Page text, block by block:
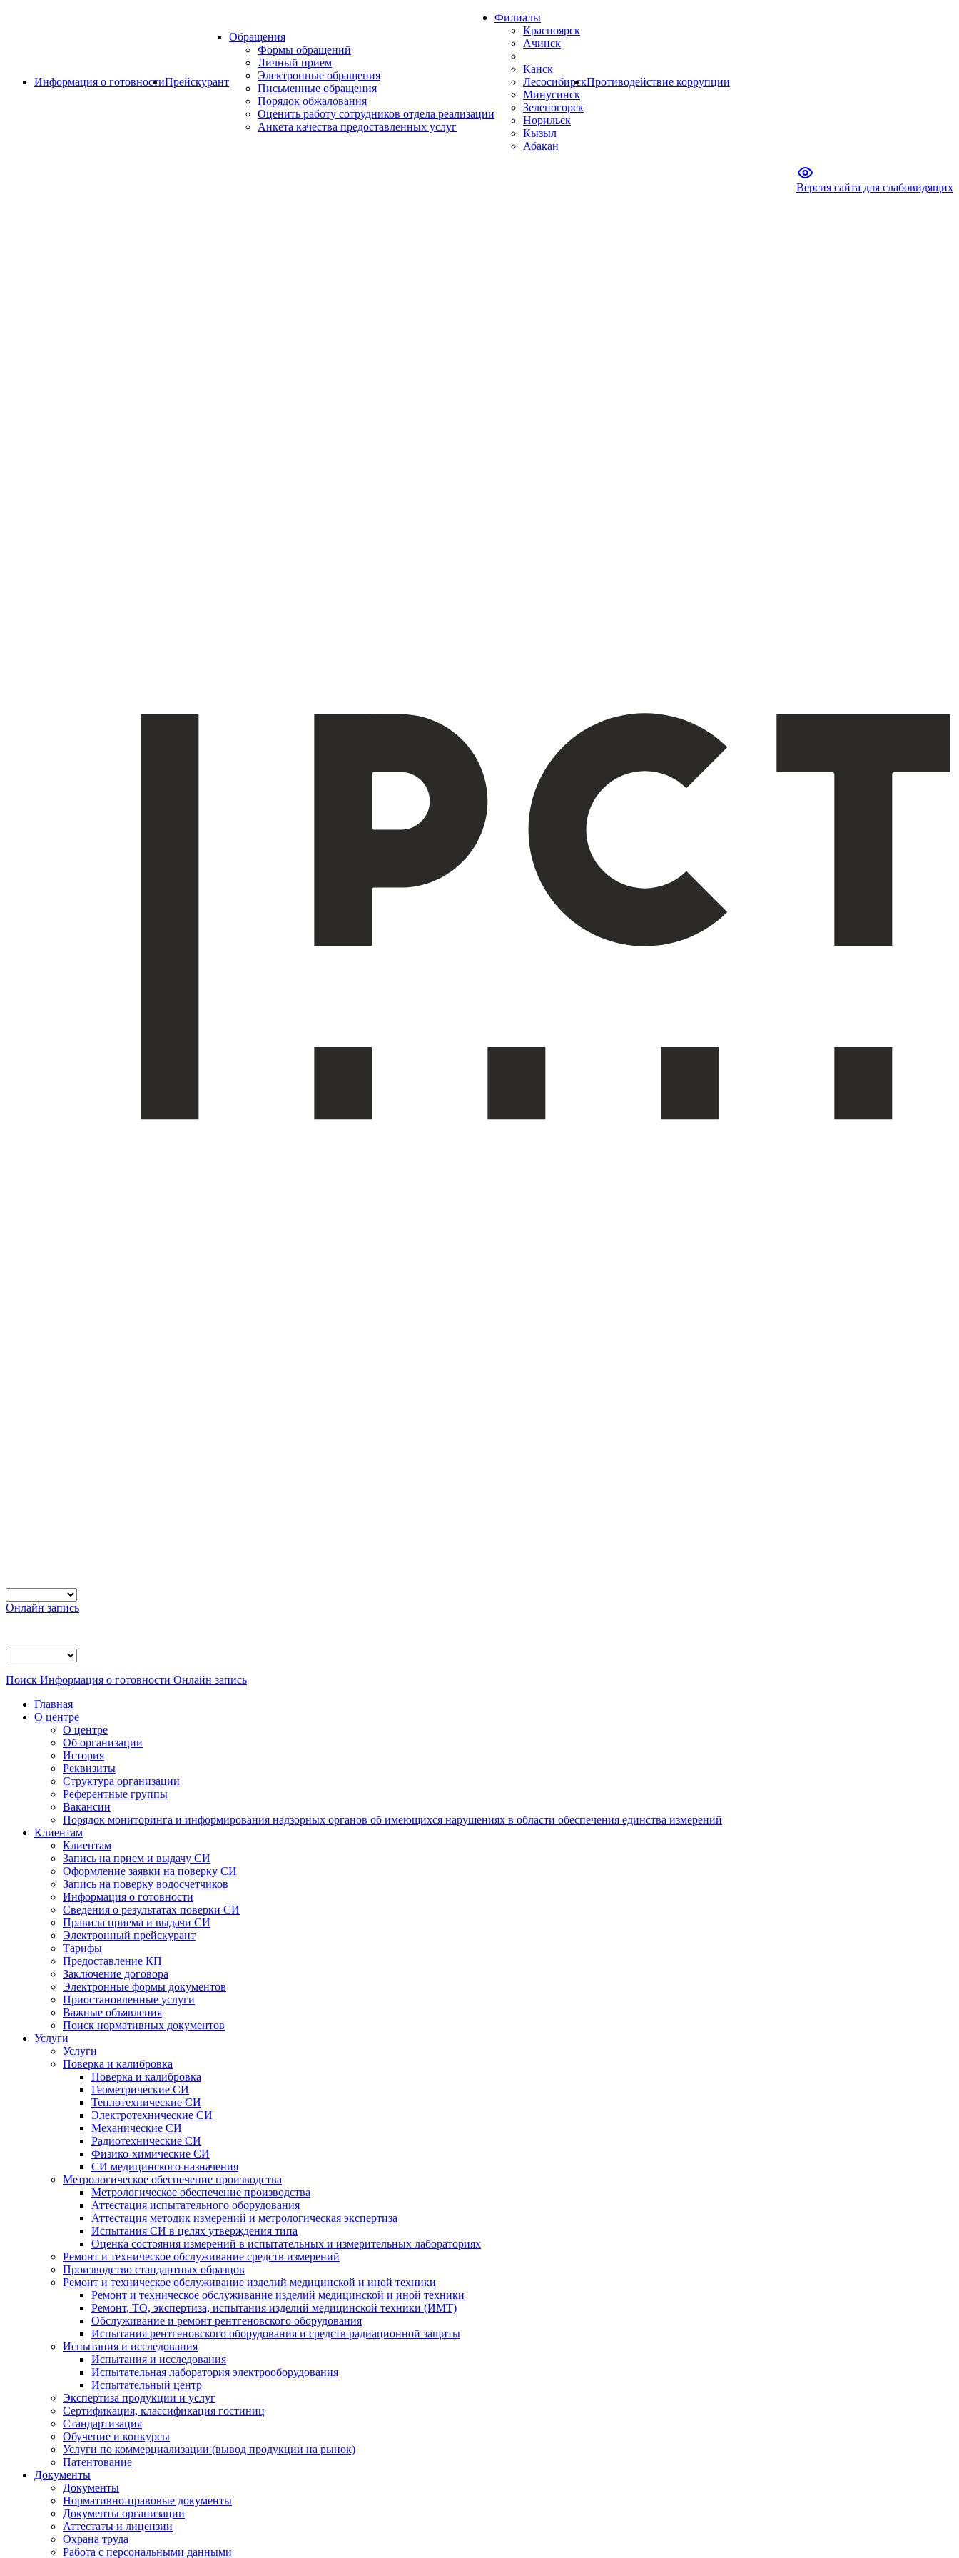
Информация о готовностиПрейскурант
Обращения
Формы обращений
Личный прием
Электронные обращения
Письменные обращения
Порядок обжалования
Оценить работу сотрудников отдела реализации
Анкета качества предоставленных услуг
Филиалы
Красноярск
Ачинск
Канск
Лесосибирск
Минусинск
Зеленогорск
Норильск
Кызыл
Абакан
Противодействие коррупции
Версия сайта для слабовидящих
Онлайн запись
Поиск Информация о готовности Онлайн запись
Главная
О центре
О центре
Об организации
История
Реквизиты
Структура организации
Референтные группы
Вакансии
Порядок мониторинга и информирования надзорных органов об имеющихся нарушениях в области обеспечения единства измерений
Клиентам
Клиентам
Запись на прием и выдачу СИ
Оформление заявки на поверку СИ
Запись на поверку водосчетчиков
Информация о готовности
Сведения о результатах поверки СИ
Правила приема и выдачи СИ
Электронный прейскурант
Тарифы
Предоставление КП
Заключение договора
Электронные формы документов
Приостановленные услуги
Важные объявления
Поиск нормативных документов
Услуги
Услуги
Поверка и калибровка
Поверка и калибровка
Геометрические СИ
Теплотехнические СИ
Электротехнические СИ
Механические СИ
Радиотехнические СИ
Физико-химические СИ
СИ медицинского назначения
Метрологическое обеспечение производства
Метрологическое обеспечение производства
Аттестация испытательного оборудования
Аттестация методик измерений и метрологическая экспертиза
Испытания СИ в целях утверждения типа
Оценка состояния измерений в испытательных и измерительных лабораториях
Ремонт и техническое обслуживание средств измерений
Производство стандартных образцов
Ремонт и техническое обслуживание изделий медицинской и иной техники
Ремонт и техническое обслуживание изделий медицинской и иной техники
Ремонт, ТО, экспертиза, испытания изделий медицинской техники (ИМТ)
Обслуживание и ремонт рентгеновского оборудования
Испытания рентгеновского оборудования и средств радиационной защиты
Испытания и исследования
Испытания и исследования
Испытательная лаборатория электрооборудования
Испытательный центр
Экспертиза продукции и услуг
Сертификация, классификация гостиниц
Стандартизация
Обучение и конкурсы
Услуги по коммерциализации (вывод продукции на рынок)
Патентование
Документы
Документы
Нормативно-правовые документы
Документы организации
Аттестаты и лицензии
Охрана труда
Работа с персональными данными